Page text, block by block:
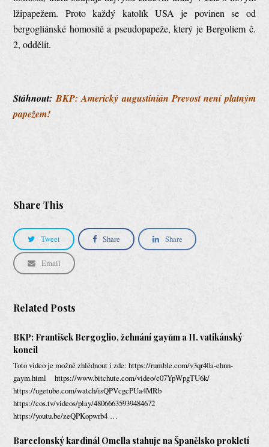
lžipapežem. Proto každý katolík USA je povinen se od
bergogliánské homosítě a pseudopapeže, který je Bergoliem č.
2, oddělit.
Stáhnout:BKP: Americký augustinián Prevost není platným
papežem!
Share This
Tweet Share Share
Email
Related Posts
BKP: František Bergoglio, žehnání gayům a II. vatikánský
koncil
Toto video je možné zhlédnout i zde: https://rumble.com/v3qr40a-ehnn-
gaym.html https://www.bitchute.com/video/c07YpWpgTU6k/
https://ugetube.com/watch/isQPVcgcPUa4MRb
https://cos.tv/videos/play/48066635939484672
https://youtu.be/zeQPKopwrb4 …
Barcelonský kardinál Omella stahuje na Španělsko prokletí